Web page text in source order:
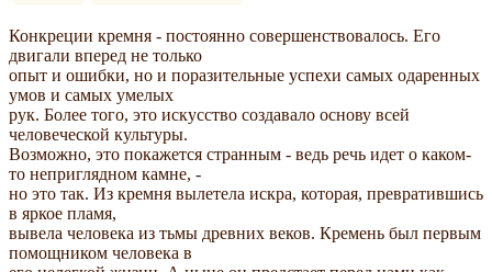
Конкреции кремня - постоянно совершенствовалось. Его
двигали вперед не только
опыт и ошибки, но и поразительные успехи самых одаренных
умов и самых умелых
рук. Более того, это искусство создавало основу всей
человеческой культуры.
Возможно, это покажется странным - ведь речь идет о каком-
то неприглядном камне, -
но это так. Из кремня вылетела искра, которая, превратившись
в яркое пламя,
вывела человека из тьмы древних веков. Кремень был первым
помощником человека в